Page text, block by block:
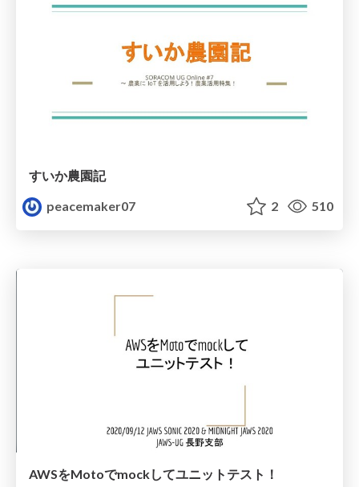
すいか農園記
peacemaker07
2 510
AWSをMotoでmockしてユニットテスト！